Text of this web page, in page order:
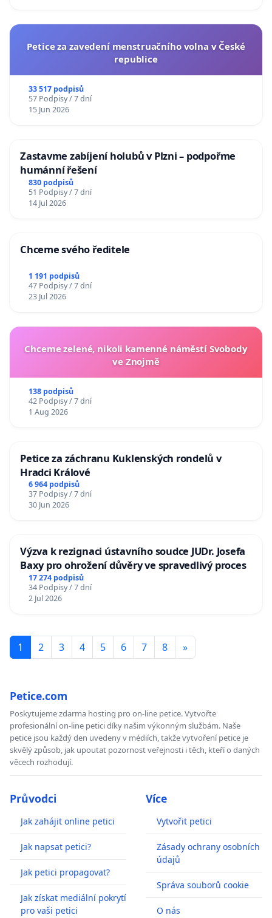
Petice za zavedení menstruačního volna v České
republice
33 517 podpisů
57 Podpisy / 7 dní
15 Jun 2026
Zastavme zabíjení holubů v Plzni – podpořme
humánní řešení
830 podpisů
51 Podpisy / 7 dní
14 Jul 2026
Chceme svého ředitele
1 191 podpisů
47 Podpisy / 7 dní
23 Jul 2026
Chceme zelené, nikoli kamenné náměstí Svobody
ve Znojmě
138 podpisů
42 Podpisy / 7 dní
1 Aug 2026
Petice za záchranu Kuklenských rondelů v
Hradci Králové
6 964 podpisů
37 Podpisy / 7 dní
30 Jun 2026
Výzva k rezignaci ústavního soudce JUDr. Josefa
Baxy pro ohrožení důvěry ve spravedlivý proces
17 274 podpisů
34 Podpisy / 7 dní
2 Jul 2026
1 2 3 4 5 6 7 8 »
Petice.com
Poskytujeme zdarma hosting pro on-line petice. Vytvořte
profesionální on-line petici díky našim výkonným službám. Naše
petice jsou každý den uvedeny v médiích, takže vytvoření petice je
skvělý způsob, jak upoutat pozornost veřejnosti i těch, kteří o daných
věcech rozhodují.
Průvodci
Jak zahájit online petici
Jak napsat petici?
Jak petici propagovat?
Jak získat mediální pokrytí
pro vaši petici
Více
Vytvořit petici
Zásady ochrany osobních
údajů
Správa souborů cookie
O nás